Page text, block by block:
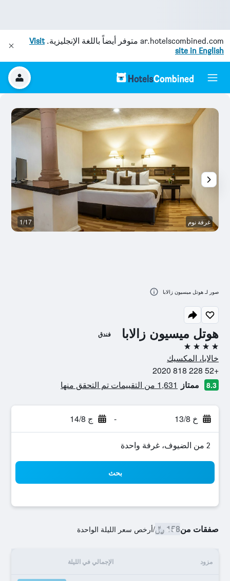
ar.hotelscombined.com متوفر أيضاً باللغة الإنجليزية.Visit
site in English
هوتل ميسيون زالابا فندق
4 نجوم
خالابا، المكسيك
+52 228 818 2020
8.3 ممتاز 1,631 من التقييمات تم التحقق منها
خ 13/8 - ج 14/8
2 من الضيوف، غرفة واحدة
بحث
صفقات من158 ﷼ /أرخص سعر الليلة الواحدة
مزود الإجمالي في الليلة
غرفة نوم 1/17
صور لـ هوتل ميسيون زالابا